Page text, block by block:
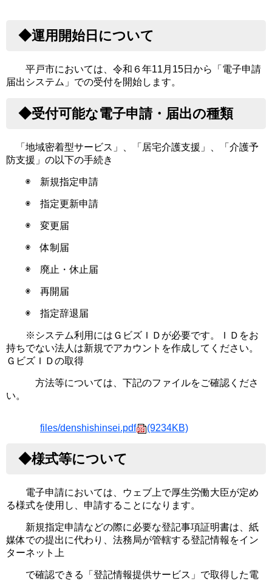
◆運用開始日について
平戸市においては、令和６年11月15日から「電子申請
届出システム」での受付を開始します。
◆受付可能な電子申請・届出の種類
「地域密着型サービス」、「居宅介護支援」、「介護予
防支援」の以下の手続き
◉ 新規指定申請
◉ 指定更新申請
◉ 変更届
◉ 体制届
◉ 廃止・休止届
◉ 再開届
◉ 指定辞退届
※システム利用にはＧビズＩＤが必要です。ＩＤをお
持ちでない法人は新規でアカウントを作成してください。
ＧビズＩＤの取得
方法等については、下記のファイルをご確認くださ
い。
files/denshishinsei.pdf (9234KB)
◆様式等について
電子申請においては、ウェブ上で厚生労働大臣が定め
る様式を使用し、申請することになります。
新規指定申請などの際に必要な登記事項証明書は、紙
媒体での提出に代わり、法務局が管轄する登記情報をイン
ターネット上
で確認できる「登記情報提供サービス」で取得した電